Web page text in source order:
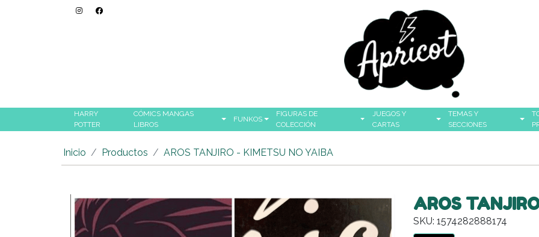
HARRY
POTTER
CÓMICS MANGAS
LIBROS
FUNKOS
FIGURAS DE
COLECCIÓN
JUEGOS Y
CARTAS
TEMAS Y
SECCIONES
Inicio Productos AROS TANJIRO - KIMETSU NO YAIBA
AROS
SKU: 1574282888174